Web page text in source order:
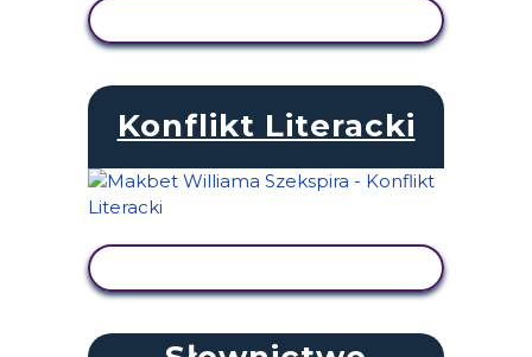
Konflikt Literacki